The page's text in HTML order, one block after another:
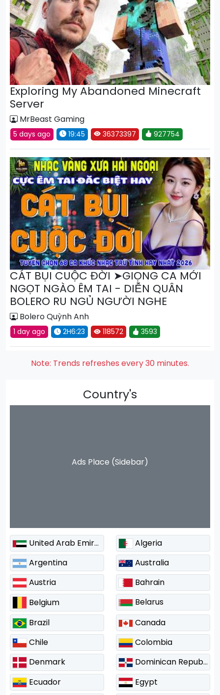
Exploring My Abandoned Minecraft
Server
MrBeast Gaming
5 days ago 19:45 36373397 927754
CÁT BỤI CUỘC ĐỜI ➤GIỌNG CA MỚI
NGỌT NGÀO ÊM TAI - DIỄN QUÂN
BOLERO RU NGỦ NGƯỜI NGHE
Bolero Quỳnh Anh
1 day ago 2H6:23 118572 3593
Note: Trends refreshes every 30 minutes.
Country's
Ads Place (Sidebar)
United Arab Emirates
Algeria
Argentina
Australia
Austria
Bahrain
Belgium
Belarus
Brazil
Canada
Chile
Colombia
Denmark
Dominican Republic
Ecuador
Egypt